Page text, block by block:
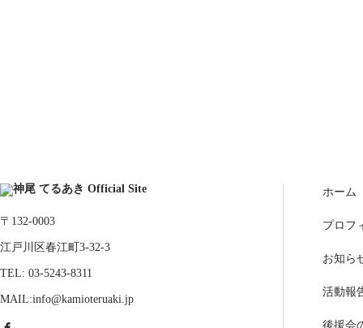
〒132-0003
江戸川区春江町3-32-3
TEL: 03-5243-8311
MAIL:info@kamioteruaki.jp
ホーム
プロフ
お知ら
活動報
後援会